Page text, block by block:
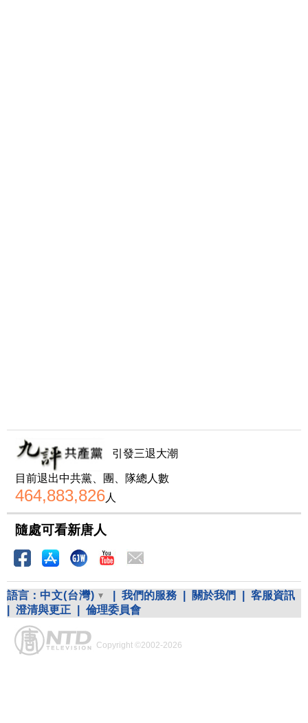
引發三退大潮
目前退出中共黨、團、隊總人數
464,883,826人
隨處可看新唐人
語言： 中文(台灣) 我們的服務 關於我們
客服資訊
澄清與更正 倫理委員會
Copyright ©2002-2026